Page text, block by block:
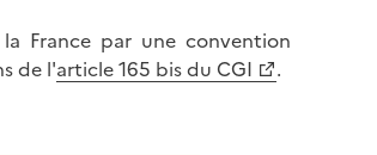
France par une convention
de l'article 165 bis du CGI
.